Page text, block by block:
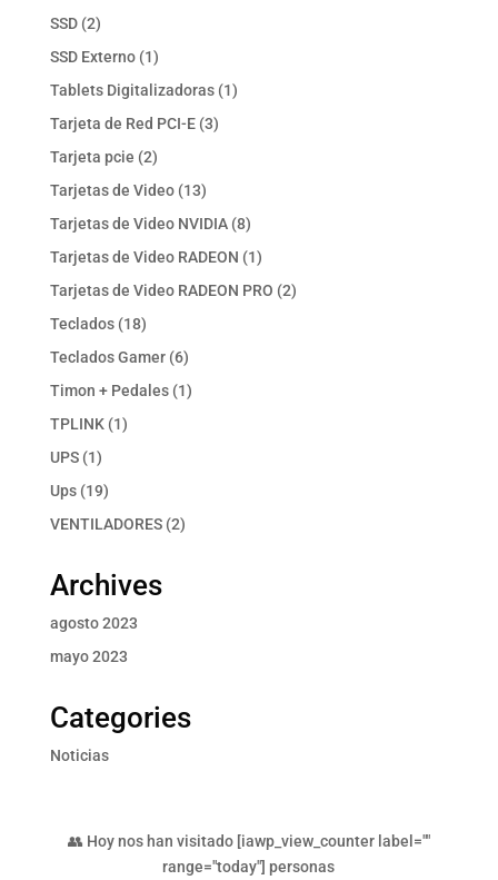
SSD 22
productos
SSD Externo 11
producto
Tablets Digitalizadoras 11
Tarjeta de Red PCI-E 33
Tarjeta pcie 22
productos
Tarjetas de Video 1313
productos
Tarjetas de Video NVIDIA 88
productos
Tarjetas de Video RADEON 11
producto
Tarjetas de Video RADEON PRO 22
Teclados 1818
productos
Teclados Gamer 66
productos
Timon + Pedales 11
TPLINK 11
UPS 11
producto
Ups 1919
productos
VENTILADORES 22
Archives
agosto 2023
mayo 2023
Categories
Noticias
👥 Hoy nos han visitado [iawp_view_counter label=""
range="today"] personas